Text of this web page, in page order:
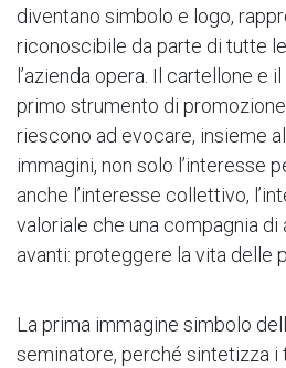
diventano simbolo e logo,
riconoscibile da parte di tutte
l’azienda opera. Il cartellone e
primo strumento di
riescono ad evocare, insieme
immagini, non solo l’interesse
anche l’interesse collettivo,
valoriale che una compagnia
avanti: proteggere la vita delle
La prima immagine simbolo
seminatore, perché sintetizza i